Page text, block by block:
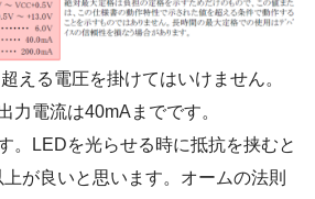
える電圧を掛けてはいけません。
力電流は40mAまでです。
。LEDを光らせる時に抵抗を挟むと
が良いと思います。オームの法則